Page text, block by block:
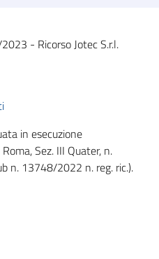
- Ricorso Jotec S.r.l.
in esecuzione
Sez. III Quater, n.
n. 13748/2022 n. reg. ric.).